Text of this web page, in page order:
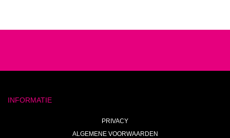
INFORMATIE
PRIVACY
ALGEMENE VOORWAARDEN